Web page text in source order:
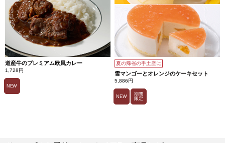
道産牛のプレミアム欧風カレー
1,728円
NEW
夏の帰省の手土産に
雪マンゴーとオレンジのケーキセット
5,886円
NEW
期間
限定